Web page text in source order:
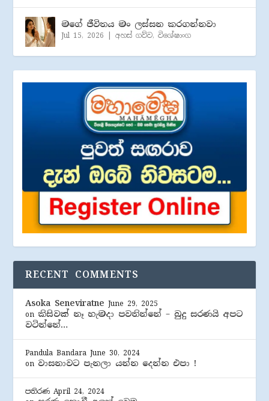
මගේ ජීවිතය මං ලස්සන කරගන්නවා
Jul 15, 2026 |අහස් ගව්ව,විශේෂාංග
RECENT COMMENTS
Asoka Seneviratne June 29, 2025
on කිසිවක් නෑ හැමදා පවතින්නේ – බුදු සරණයි අපට
වටින්නේ…
Pandula Bandara June 30, 2024
on වාසනාවට පැනලා යන්න දෙන්න එපා !
පතිරණ April 24, 2024